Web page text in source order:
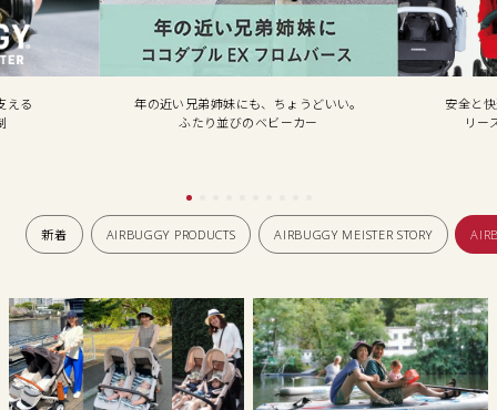
姉妹にも、ちょうどいい。
並びのベビーカー
安全と快適を保証した認定整備品を
リーズナブルにご提供します
新着 AIRBUGGY PRODUCTS AIRBUGGY MEISTER STORY